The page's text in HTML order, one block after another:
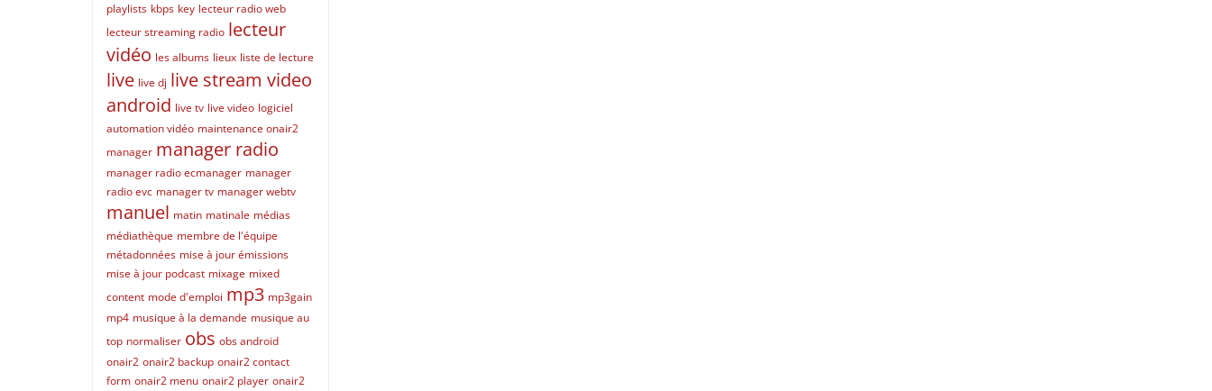
playlists kbps key lecteur radio web
lecteur streaming radio lecteur
vidéo les albums lieux liste de lecture
live live dj live stream video
android live tv live video logiciel
automation vidéo maintenance onair2
manager manager radio
manager radio ecmanager manager
radio evc manager tv manager webtv
manuel matin matinale médias
médiathèque membre de l'équipe
métadonnées mise à jour émissions
mise à jour podcast mixage mixed
content mode d'emploi mp3 mp3gain
mp4 musique à la demande musique au
top normaliser obs obs android
onair2 onair2 backup onair2 contact
form onair2 menu onair2 player onair2